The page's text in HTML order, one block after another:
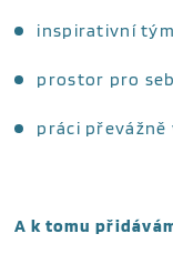
inspirativní
prostor pro
práci převážně
A k tomu